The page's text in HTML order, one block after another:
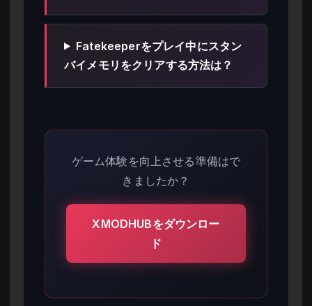
Fatekeeperをプレイ中にスタン
バイメモリをクリアする方法は？
ゲーム体験を向上させる準備はで
きましたか？
XMODHUBをダウンロー
ド